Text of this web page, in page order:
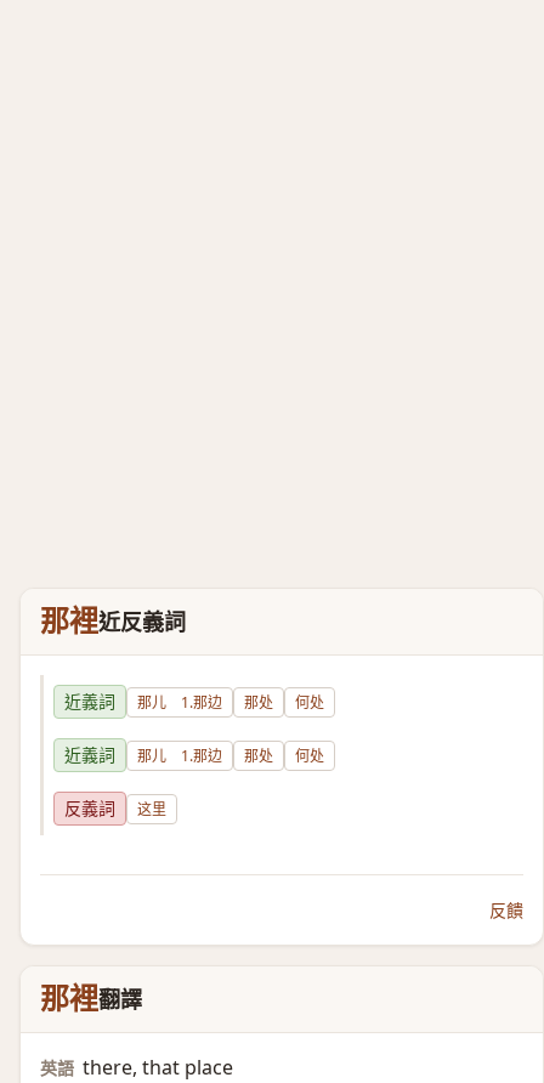
那裡近反義詞
近義詞 那儿 1.那边 那处 何处
近義詞 那儿 1.那边 那处 何处
反義詞 这里
反饋
那裡翻譯
英語 there, that place